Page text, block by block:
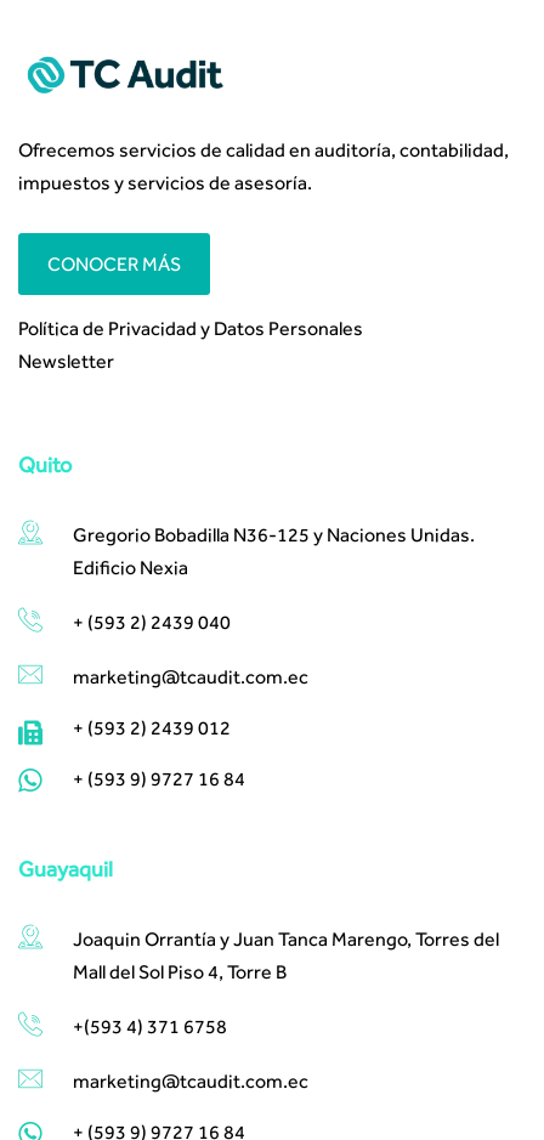
Ofrecemos servicios de calidad en auditoría, contabilidad,
impuestos y servicios de asesoría.
CONOCER MÁS
Política de Privacidad y Datos Personales
Newsletter
Quito
Gregorio Bobadilla N36-125 y Naciones Unidas.
Edificio Nexia
+ (593 2) 2439 040
marketing@tcaudit.com.ec​ ​
+ (593 2) 2439 012
+ (593 9) 9727 16 84
Guayaquil
Joaquin Orrantía y Juan Tanca Marengo, Torres del
Mall del Sol Piso 4, Torre B
+(593 4) 371 6758
marketing@tcaudit.com.ec
+ (593 9) 9727 16 84